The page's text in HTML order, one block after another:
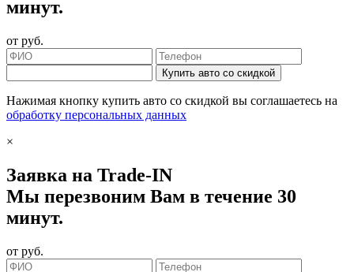
минут.
от руб.
Купить авто со скидкой
Нажимая кнопку купить авто со скидкой вы соглашаетесь на
обработку персональных данных
×
Заявка на Trade-IN
Мы перезвоним Вам в течение 30
минут.
от руб.